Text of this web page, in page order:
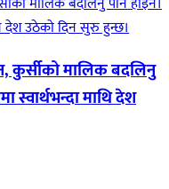
कुर्सीको मालिक बदलिनु
स्वार्थभन्दा माथि देश